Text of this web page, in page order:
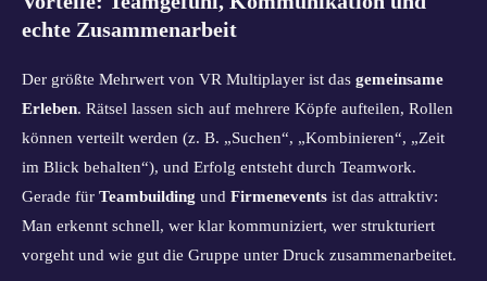
echte Zusammenarbeit
Der größte Mehrwert von VR Multiplayer ist das gemeinsame
Erleben. Rätsel lassen sich auf mehrere Köpfe aufteilen, Rollen
können verteilt werden (z. B. „Suchen“, „Kombinieren“, „Zeit
im Blick behalten“), und Erfolg entsteht durch Teamwork.
Gerade für Teambuilding und Firmenevents ist das attraktiv:
Man erkennt schnell, wer klar kommuniziert, wer strukturiert
vorgeht und wie gut die Gruppe unter Druck zusammenarbeitet.